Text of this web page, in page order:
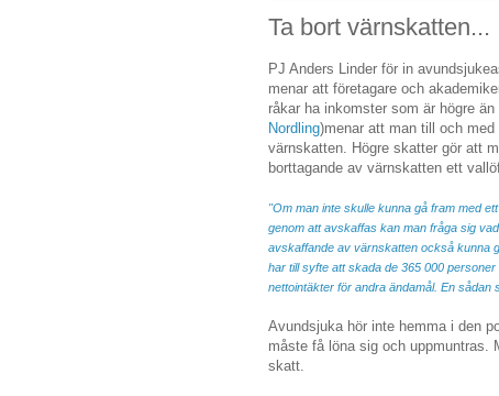
Ta bort värnskatten...
PJ Anders Linder för in
menar att företagare och
råkar ha inkomster som är högre
Nordling)menar att man till och
värnskatten. Högre skatter gör att
borttagande av värnskatten ett
"Om man inte skulle kunna gå fram med
genom att avskaffas kan man fråga sig
avskaffande av värnskatten också kunna
har till syfte att skada de 365 000
nettointäkter för andra ändamål. En
Avundsjuka hör inte hemma i den
måste få löna sig och uppmuntras.
skatt.